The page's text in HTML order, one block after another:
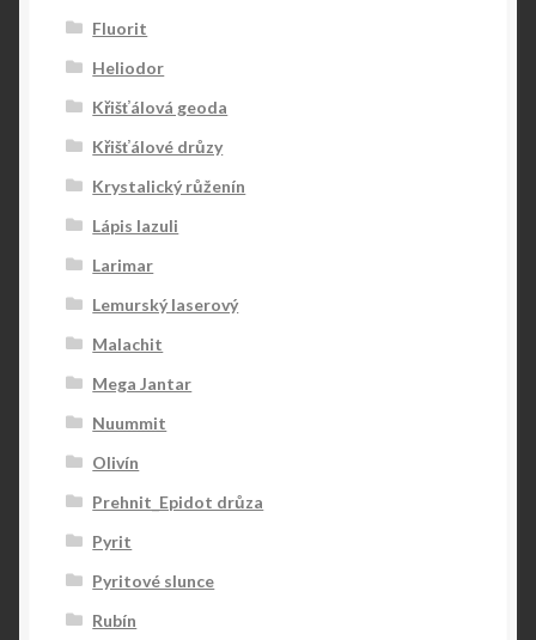
Fluorit
Heliodor
Křišťálová geoda
Křišťálové drůzy
Krystalický růženín
Lápis lazuli
Larimar
Lemurský laserový
Malachit
Mega Jantar
Nuummit
Olivín
Prehnit_Epidot drůza
Pyrit
Pyritové slunce
Rubín